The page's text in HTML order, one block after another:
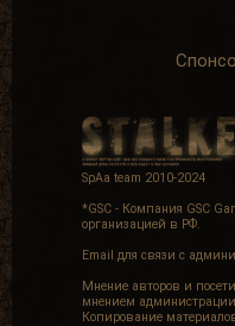
SpAa team 2010-2024
*GSC - Компания GSC
организацией в РФ.
Email для связи с
Мнение авторов и
мнением
Копирование